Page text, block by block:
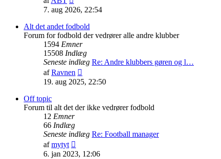
det
indlæg
7. aug 2026, 22:54
Alt det andet fodbold
Forum for fodbold der vedrører alle andre klubber
1594 Emner
15508 Indlæg
Seneste indlæg Re: Andre klubbers gøren og l…
afRavnen
det
19. aug 2025, 22:50
Off topic
Forum til alt det der ikke vedrører fodbold
12 Emner
66 Indlæg
Seneste indlæg Re: Football manager
afmytyt
det
6. jan 2023, 12:06